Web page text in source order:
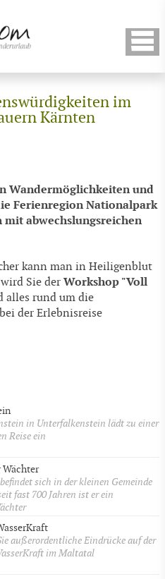
im
Kärnten
Wandermöglichkeiten und
Ferienregion Nationalpark
abwechslungsreichen
kann man in Heiligenblut
Sie der Workshop "Voll
alles rund um die
der Erlebnisreise
in Unterfalkenstein lädt zu einer
Reise ein
sich in der kleinen Gemeinde
fast 700 Jahren ist er ein
außerordentliche Eindrücke auf der
im Maltatal